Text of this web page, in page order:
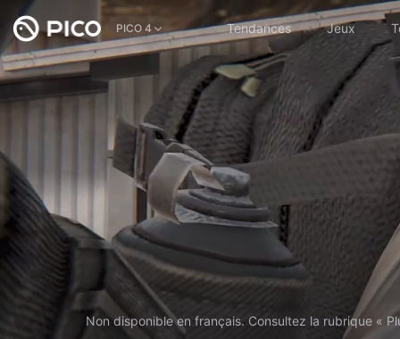
PICO 4 Tendances Jeux
Non disponible en français. Consultez la rubrique «